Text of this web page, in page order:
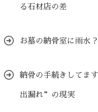
る石材店の差
お墓の納骨室に雨水
納骨の手続きしてま
出漏れ”の現実